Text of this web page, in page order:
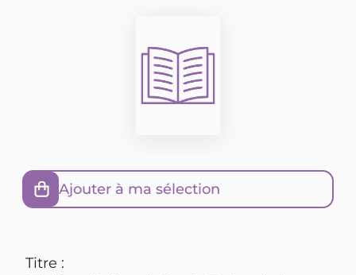
Ajouter à ma sélection
Titre :